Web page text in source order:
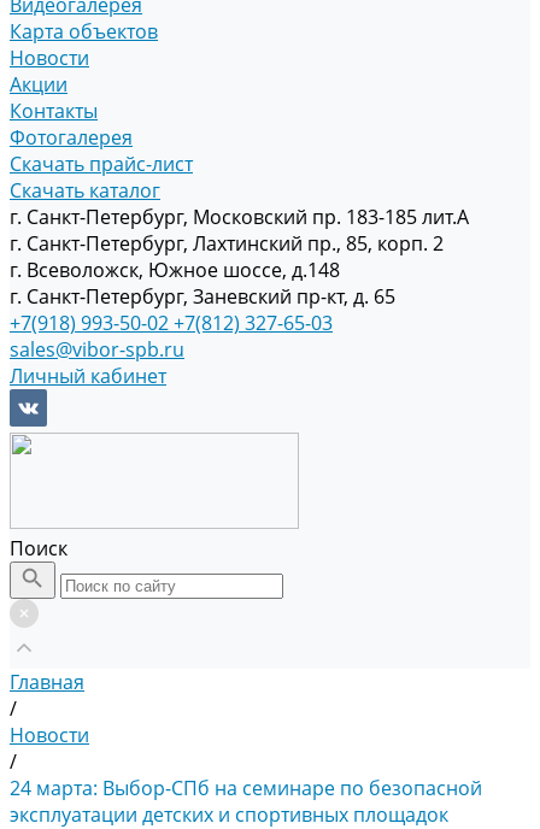
Карта объектов
Новости
Акции
Контакты
Фотогалерея
Скачать прайс-лист
Скачать каталог
г. Санкт-Петербург, Московский пр. 183-185 лит.А
г. Санкт-Петербург, Лахтинский пр., 85, корп. 2
г. Всеволожск, Южное шоссе, д.148
г. Санкт-Петербург, Заневский пр-кт, д. 65
+7(918) 993-50-02+7(812) 327-65-03
sales@vibor-spb.ru
Личный кабинет
Поиск
Главная
/
Новости
/
24 марта: Выбор-СПб на семинаре по безопасной
эксплуатации детских и спортивных площадок